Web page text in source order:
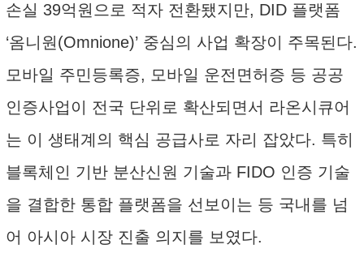
손실 39억원으로 적자 전환됐지만, DID 플랫폼
‘옴니원(Omnione)’ 중심의 사업 확장이 주목된다.
모바일 주민등록증, 모바일 운전면허증 등 공공
인증사업이 전국 단위로 확산되면서 라온시큐어
는 이 생태계의 핵심 공급사로 자리 잡았다. 특히
블록체인 기반 분산신원 기술과 FIDO 인증 기술
을 결합한 통합 플랫폼을 선보이는 등 국내를 넘
어 아시아 시장 진출 의지를 보였다.